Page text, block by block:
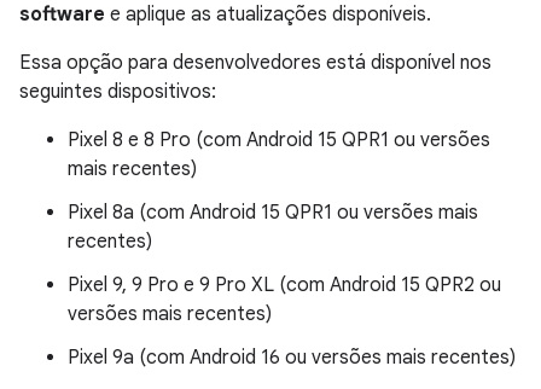
software e aplique as atualizações disponíveis.
Essa opção para desenvolvedores está disponível nos
seguintes dispositivos:
Pixel 8 e 8 Pro (com Android 15 QPR1 ou versões
mais recentes)
Pixel 8a (com Android 15 QPR1 ou versões mais
recentes)
Pixel 9, 9 Pro e 9 Pro XL (com Android 15 QPR2 ou
versões mais recentes)
Pixel 9a (com Android 16 ou versões mais recentes)